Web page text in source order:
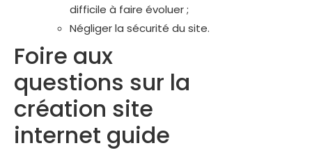
difficile à faire évoluer ;
Négliger la sécurité du site.
Foire aux
questions sur la
création site
internet guide